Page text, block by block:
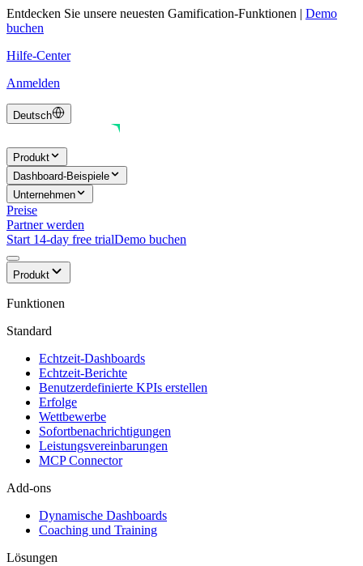
Entdecken Sie unsere neuesten Gamification-Funktionen | Demo
buchen
Hilfe-Center
Anmelden
Deutsch
Produkt
Dashboard-Beispiele
Unternehmen
Preise
Partner werden
Start 14-day free trialDemo buchen
Produkt
Funktionen
Standard
Echtzeit-Dashboards
Echtzeit-Berichte
Benutzerdefinierte KPIs erstellen
Erfolge
Wettbewerbe
Sofortbenachrichtigungen
Leistungsvereinbarungen
MCP Connector
Add-ons
Dynamische Dashboards
Coaching und Training
Lösungen